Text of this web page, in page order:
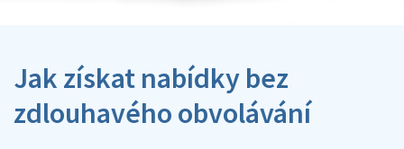
Jak získat nabídky bez
zdlouhavého obvolávání